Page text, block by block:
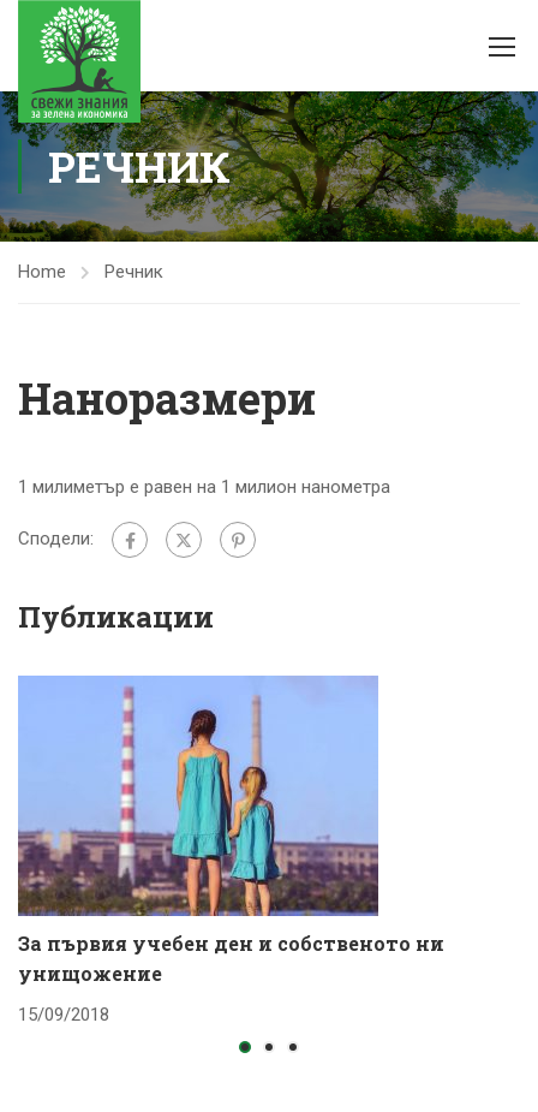
РЕЧНИК
Home Речник
Наноразмери
1 милиметър е равен на 1 милион нанометра
Сподели:
Публикации
За първия учебен ден и собственото ни
унищожение
15/09/2018